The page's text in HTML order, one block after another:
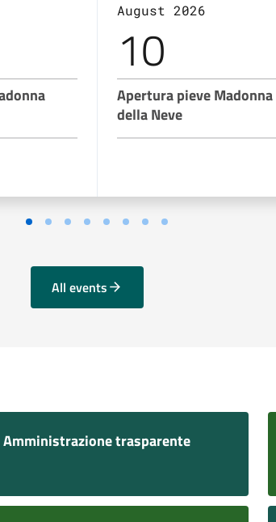
August 2026
10
Apertura pieve Madonna
della Neve
Vai alla slide 1
Vai alla slide 2
Vai alla slide 3
Vai alla slide 4
Vai alla slide 5
Vai alla slide 6
Vai alla slide 7
Vai alla slide 8
All events
Amministrazione trasparente